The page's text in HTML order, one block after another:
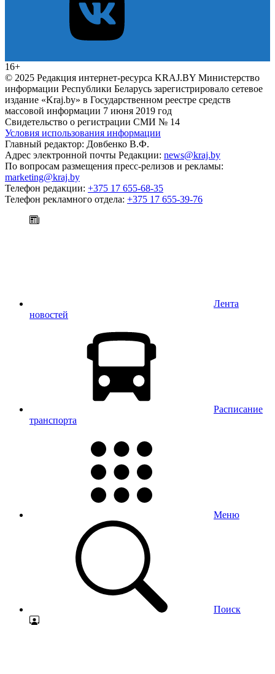
16+
© 2025 Редакция интернет-ресурса KRAJ.BY Министерство
информации Республики Беларусь зарегистрировало сетевое
издание «Kraj.by» в Государственном реестре средств
массовой информации 7 июня 2019 год
Свидетельство о регистрации СМИ № 14
Условия использования информации
Главный редактор: Довбенко В.Ф.
Адрес электронной почты Редакции: news@kraj.by
По вопросам размещения пресс-релизов и рекламы:
marketing@kraj.by
Телефон редакции: +375 17 655-68-35
Телефон рекламного отдела: +375 17 655-39-76
Лента
новостей
Расписание
транспорта
Меню
Поиск